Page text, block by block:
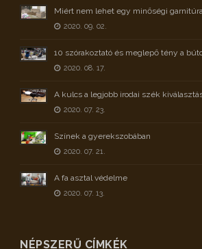
Miért nem lehet egy minőségi
2020. 09. 02.
10 szórakoztató és meglepő tény a
2020. 08. 17.
A kulcs a legjobb irodai szék
2020. 07. 23.
Színek a gyerekszobában
2020. 07. 21.
A fa asztal védelme
2020. 07. 13.
NÉPSZERŰ CÍMKÉK